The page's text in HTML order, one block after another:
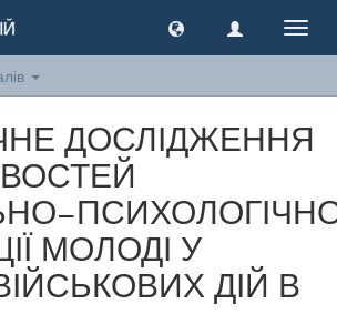
ДОСЛІДЖЕННЯ
МОЛОДІ У
ДІЙ В